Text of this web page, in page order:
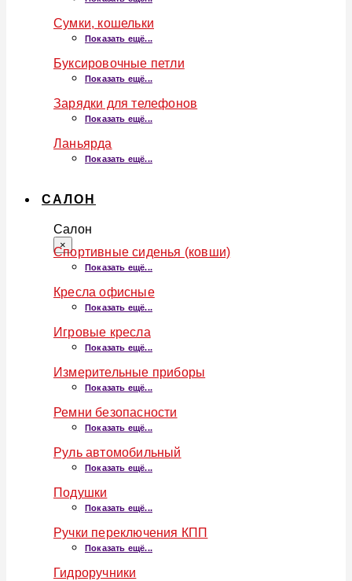
Сумки, кошельки
Показать ещё...
Буксировочные петли
Показать ещё...
Зарядки для телефонов
Показать ещё...
Ланьярда
Показать ещё...
САЛОН
Салон
×
Спортивные сиденья (ковши)
Показать ещё...
Кресла офисные
Показать ещё...
Игровые кресла
Показать ещё...
Измерительные приборы
Показать ещё...
Ремни безопасности
Показать ещё...
Руль автомобильный
Показать ещё...
Подушки
Показать ещё...
Ручки переключения КПП
Показать ещё...
Гидроручники